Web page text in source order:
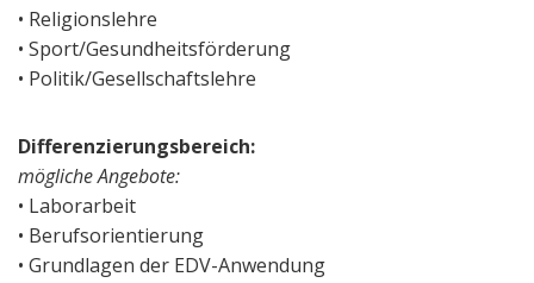
• Religionslehre
• Sport/Gesundheitsförderung
• Politik/Gesellschaftslehre
Differenzierungsbereich:
mögliche Angebote:
• Laborarbeit
• Berufsorientierung
• Grundlagen der EDV-Anwendung